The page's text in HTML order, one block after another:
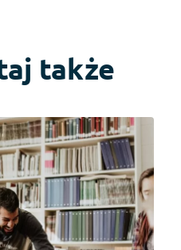
także